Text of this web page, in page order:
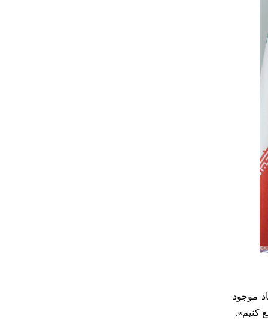
موجود
کنیم».